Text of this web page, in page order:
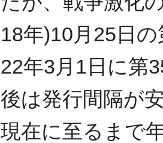
18年)10月25日
22年3月1日に第
後は発行間隔が
現在に至るまで